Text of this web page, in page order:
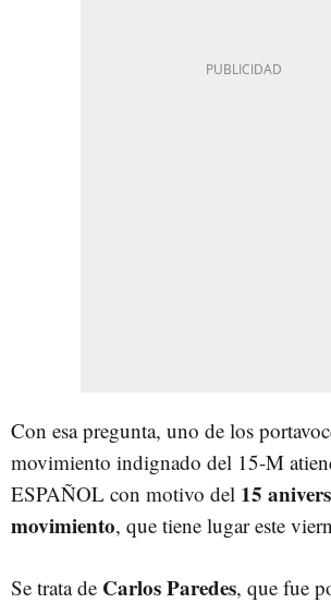
Con esa pregunta, uno de los
movimiento indignado del 15-M
ESPAÑOL con motivo del 15
movimiento, que tiene lugar este
Se trata de Carlos Paredes, que fue